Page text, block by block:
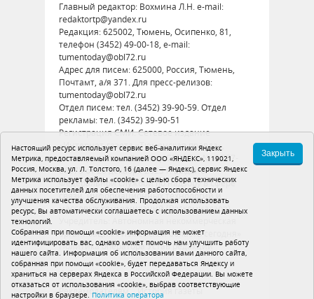
Главный редактор: Вохмина Л.Н. e-mail:
redaktortp@yandex.ru
Редакция: 625002, Тюмень, Осипенко, 81,
телефон (3452) 49-00-18, e-mail:
tumentoday@obl72.ru
Адрес для писем: 625000, Россия, Тюмень,
Почтамт, а/я 371. Для пресс-релизов:
tumentoday@obl72.ru
Отдел писем: тел. (3452) 39-90-59. Отдел
рекламы: тел. (3452) 39-90-51
Регистрация СМИ: Сетевое издание
«Интернет-газета «Тюменская правда»,
регистрационный номер СМИ Эл № ФС77-
86575 от 26 декабря 2023 г. выдано
Федеральной службой по надзору в сфере
связи, информационных технологий и
массовых коммуникаций (Роскомнадзор)
организация «Тюменская область сегодня»
Политика оператора Устав редакции
16+
Рекламодателям История газеты
Настоящий ресурс использует сервис веб-аналитики Яндекс
Метрика, предоставляемый компанией ООО «ЯНДЕКС», 119021,
Россия, Москва, ул. Л. Толстого, 16 (далее — Яндекс), сервис Яндекс
Метрика использует файлы «cookie» с целью сбора технических
данных посетителей для обеспечения работоспособности и
улучшения качества обслуживания. Продолжая использовать
ресурс, Вы автоматически соглашаетесь с использованием данных
технологий.
Собранная при помощи «cookie» информация не может
идентифицировать вас, однако может помочь нам улучшить работу
нашего сайта. Информация об использовании вами данного сайта,
собранная при помощи «cookie», будет передаваться Яндексу и
храниться на серверах Яндекса в Российской Федерации. Вы можете
отказаться от использования «cookie», выбрав соответствующие
настройки в браузере. Политика оператора
Закрыть